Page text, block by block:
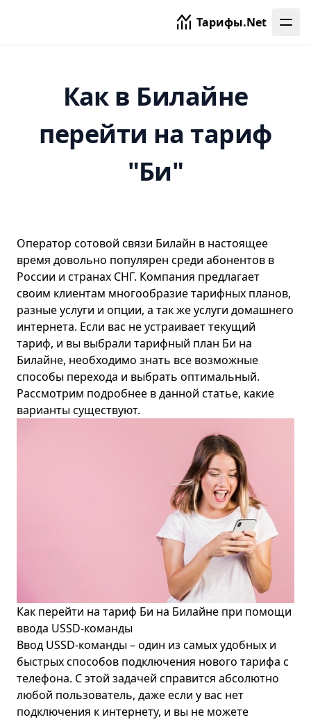
Тарифы.Net
Как в Билайне
перейти на тариф
"Би"
Оператор сотовой связи Билайн в настоящее
время довольно популярен среди абонентов в
России и странах СНГ. Компания предлагает
своим клиентам многообразие тарифных планов,
разные услуги и опции, а так же услуги домашнего
интернета. Если вас не устраивает текущий
тариф, и вы выбрали тарифный план Би на
Билайне, необходимо знать все возможные
способы перехода и выбрать оптимальный.
Рассмотрим подробнее в данной статье, какие
варианты существуют.
Как перейти на тариф Би на Билайне при помощи
ввода USSD-команды
Ввод USSD-команды – один из самых удобных и
быстрых способов подключения нового тарифа с
телефона. С этой задачей справится абсолютно
любой пользователь, даже если у вас нет
подключения к интернету, и вы не можете